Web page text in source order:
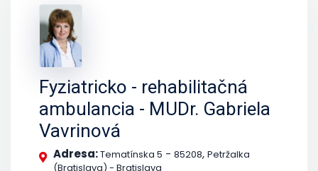
Fyziatricko - rehabilitačná
ambulancia - MUDr. Gabriela
Vavrinová
Adresa:Tematínska 5 - 85208, Petržalka
(Bratislava) - Bratislava